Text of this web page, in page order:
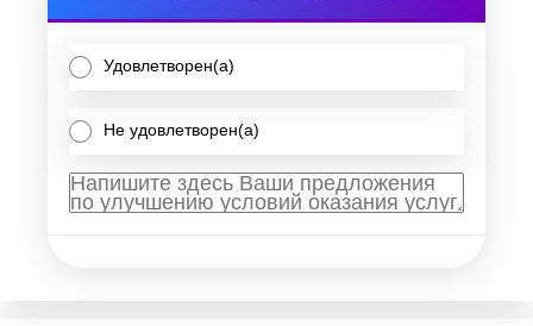
Удовлетворен(а)
Не удовлетворен(а)